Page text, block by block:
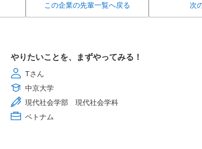
この企業の先輩一覧へ戻る 次
やりたいことを、まずやってみる！
Tさん
中京大学
現代社会学部 現代社会学科
ベトナム